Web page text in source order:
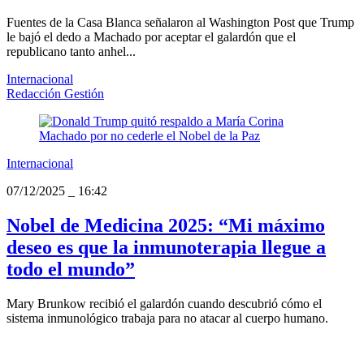
Fuentes de la Casa Blanca señalaron al Washington Post que Trump
le bajó el dedo a Machado por aceptar el galardón que el
republicano tanto anhel...
Internacional
Redacción Gestión
Internacional
07/12/2025
16:42
Nobel de Medicina 2025: “Mi máximo
deseo es que la inmunoterapia llegue a
todo el mundo”
Mary Brunkow recibió el galardón cuando descubrió cómo el
sistema inmunológico trabaja para no atacar al cuerpo humano.